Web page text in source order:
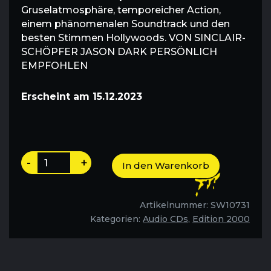
Gruselatmosphäre, temporeicher Action,
einem phänomenalen Soundtrack und den
besten Stimmen Hollywoods. VON SINCLAIR-
SCHÖPFER JASON DARK PERSÖNLICH
EMPFOHLEN
Erscheint am 15.12.2023
Der
Doge,
-
- + In den Warenkorb
Artikelnummer: SW10731
Kategorien: Audio CDs, Edition 2000